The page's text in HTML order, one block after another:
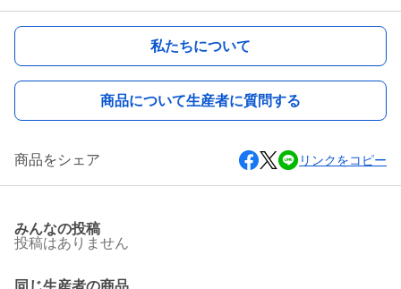
私たちについて
商品について生産者に質問する
商品をシェア リンクをコピー
みんなの投稿
投稿はありません